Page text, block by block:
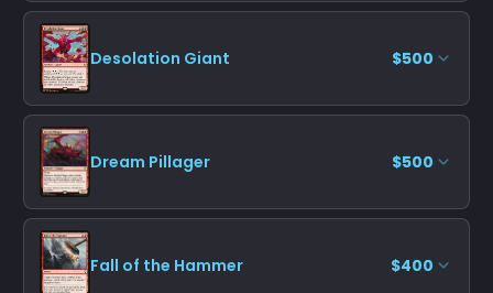
Desolation Giant $500
Dream Pillager $500
Fall of the Hammer $400